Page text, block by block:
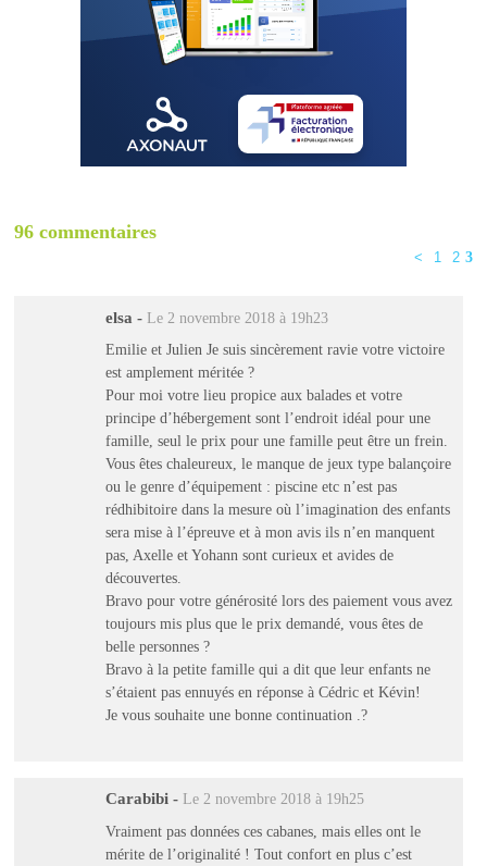
96 commentaires
< 1 2 3
elsa - Le 2 novembre 2018 à 19h23
Emilie et Julien Je suis sincèrement ravie votre victoire
est amplement méritée ?
Pour moi votre lieu propice aux balades et votre
principe d’hébergement sont l’endroit idéal pour une
famille, seul le prix pour une famille peut être un frein.
Vous êtes chaleureux, le manque de jeux type balançoire
ou le genre d’équipement : piscine etc n’est pas
rédhibitoire dans la mesure où l’imagination des enfants
sera mise à l’épreuve et à mon avis ils n’en manquent
pas, Axelle et Yohann sont curieux et avides de
découvertes.
Bravo pour votre générosité lors des paiement vous avez
toujours mis plus que le prix demandé, vous êtes de
belle personnes ?
Bravo à la petite famille qui a dit que leur enfants ne
s’étaient pas ennuyés en réponse à Cédric et Kévin!
Je vous souhaite une bonne continuation .?
Carabibi - Le 2 novembre 2018 à 19h25
Vraiment pas données ces cabanes, mais elles ont le
mérite de l’originalité ! Tout confort en plus c’est